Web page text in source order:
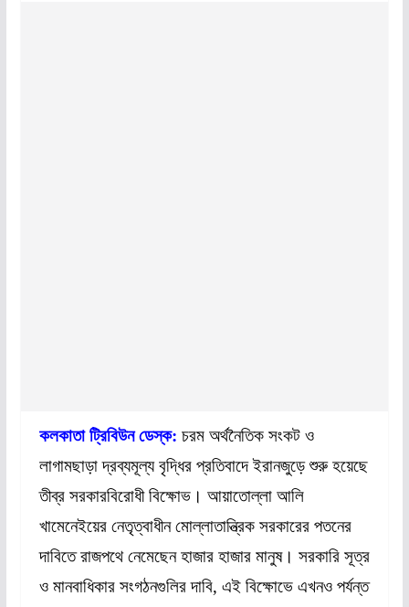
কলকাতা ট্রিবিউন ডেস্ক: চরম অর্থনৈতিক সংকট ও
লাগামছাড়া দ্রব্যমূল্য বৃদ্ধির প্রতিবাদে ইরানজুড়ে শুরু হয়েছে
তীব্র সরকারবিরোধী বিক্ষোভ। আয়াতোল্লা আলি
খামেনেইয়ের নেতৃত্বাধীন মোল্লাতান্ত্রিক সরকারের পতনের
দাবিতে রাজপথে নেমেছেন হাজার হাজার মানুষ। সরকারি সূত্র
ও মানবাধিকার সংগঠনগুলির দাবি, এই বিক্ষোভে এখনও পর্যন্ত